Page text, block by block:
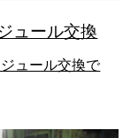
ュール交換
ュール交換で